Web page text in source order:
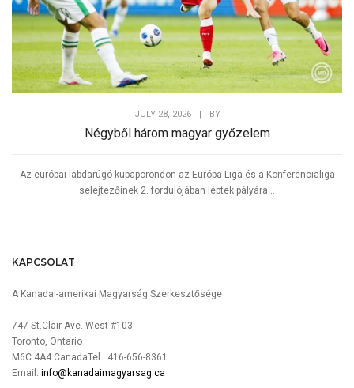
JULY 28, 2026 | BY
Négyből három magyar győzelem
Az európai labdarúgó kupaporondon az Európa Liga és a Konferencialiga
selejtezőinek 2. fordulójában léptek pályára...
KAPCSOLAT
A Kanadai-amerikai Magyarság Szerkesztősége
747 St.Clair Ave. West #103
Toronto, Ontario
M6C 4A4 CanadaTel.: 416-656-8361
Email: info@kanadaimagyarsag.ca